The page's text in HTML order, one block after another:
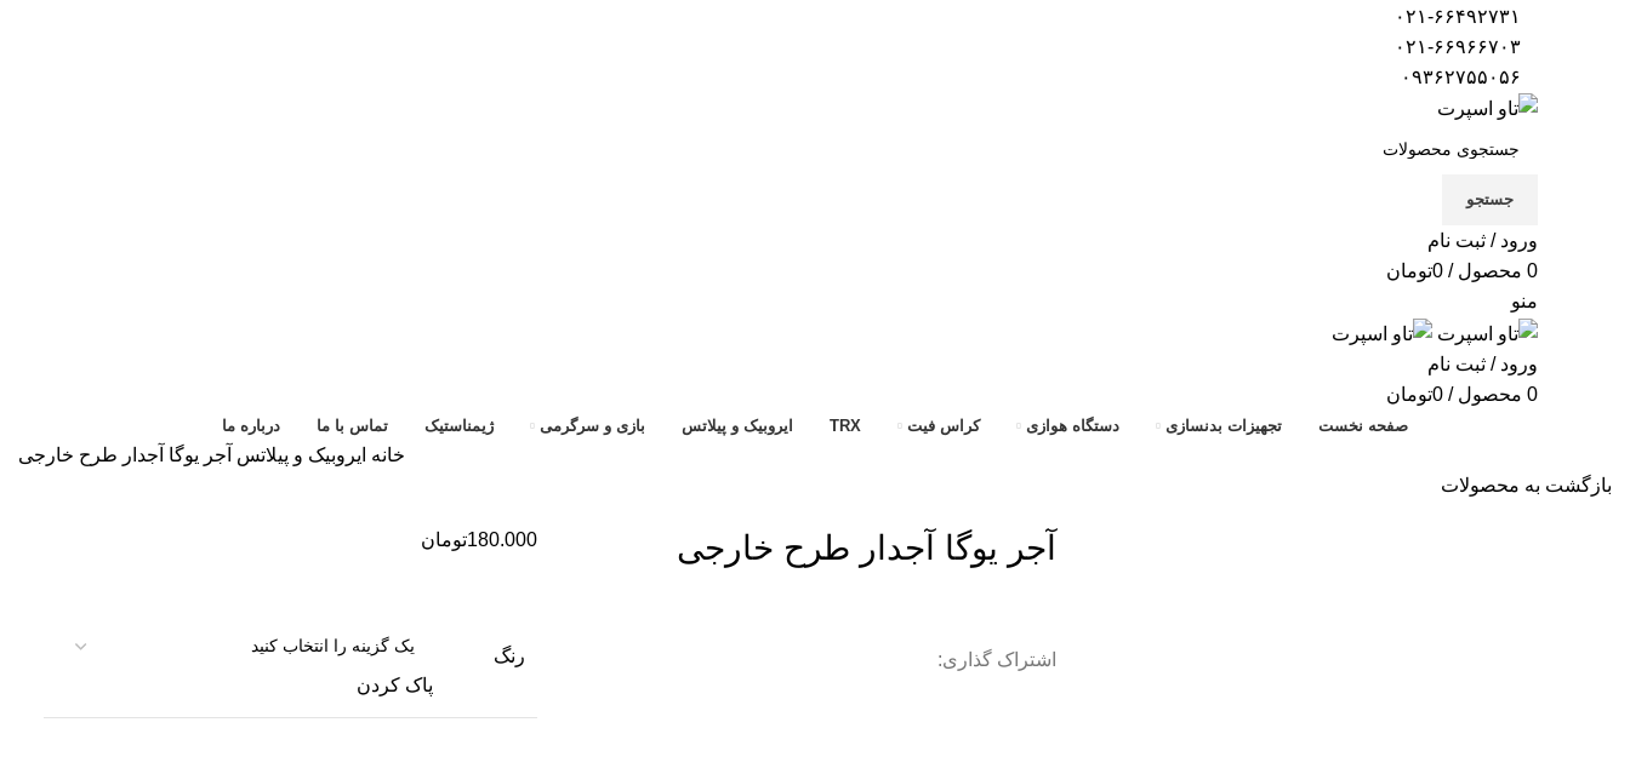
جستجو
ورود / ثبت نام
0 محصول / تومان0
منو
ورود / ثبت نام
0 محصول / تومان0
صفحه نخست تجهیزات بدنسازی دستگاه هوازی کراس فیت TRX ایروبیک و پیلاتس بازی و سرگرمی ژیمناستیک تماس با ما درباره ما
خانه ایروبیک و پیلاتس آجر یوگا آجدار طرح خارجی
بازگشت به محصولات
آجر یوگا آجدار طرح خارجی
اشتراک گذاری:
تومان180.000
رنگ
پاک کردن